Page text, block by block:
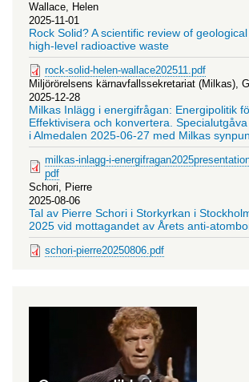
Wallace, Helen
2025-11-01
Rock Solid? A scientific review of
high-level radioactive waste
rock-solid-helen-wallace202511.pdf
Miljörörelsens kärnavfallssekretariat (Milkas),
2025-12-28
Milkas Inlägg i energifrågan: Energipolitik
Effektivisera och konvertera.
i Almedalen 2025-06-27 med Milkas
milkas-inlagg-i-
pdf
Schori, Pierre
2025-08-06
Tal av Pierre Schori i Storkyrkan i
2025 vid mottagandet av Årets anti-
schori-pierre20250806.pdf